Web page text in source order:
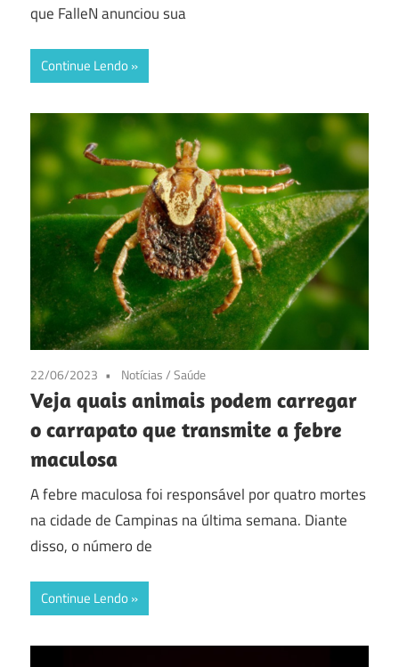
que FalleN anunciou sua
Continue Lendo
22/06/2023 Notícias/Saúde
Veja quais animais podem carregar
o carrapato que transmite a febre
maculosa
A febre maculosa foi responsável por quatro mortes
na cidade de Campinas na última semana. Diante
disso, o número de
Continue Lendo